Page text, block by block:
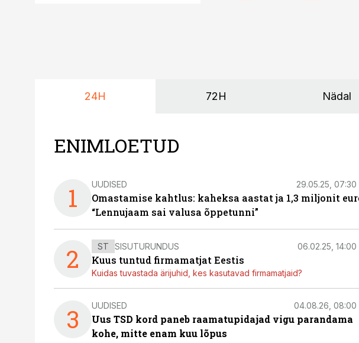
24H 72H Nädal
ENIMLOETUD
1 UUDISED 29.05.25, 07:30
Omastamise kahtlus: kaheksa aastat ja 1,3 miljonit
“Lennujaam sai valusa õppetunni”
2 ST SISUTURUNDUS 06.02.25, 14:00
Kuus tuntud firmamatjat Eestis
Kuidas tuvastada ärijuhid, kes kasutavad firmamatjaid?
3 UUDISED 04.08.26, 08:00
Uus TSD kord paneb raamatupidajad vigu parandama
kohe, mitte enam kuu lõpus